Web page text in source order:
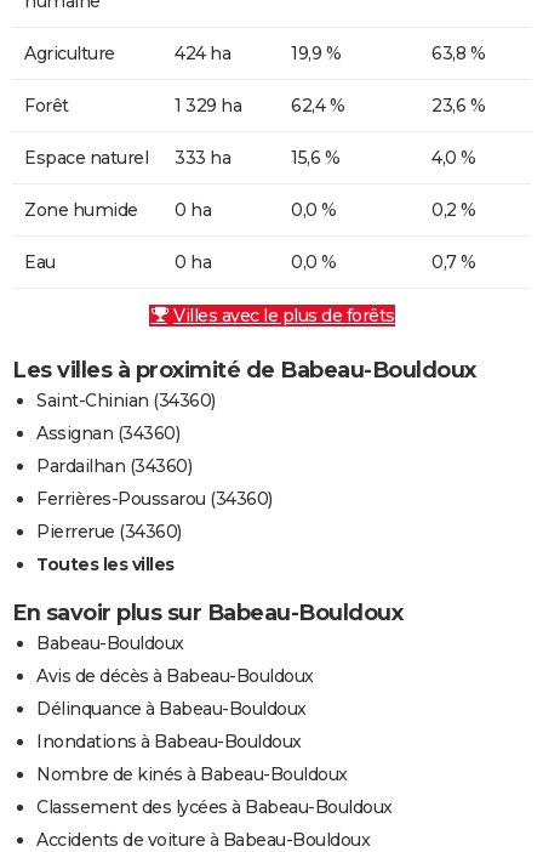
Agriculture 424 ha 19,9 % 63,8 %
Forêt 1 329 ha 62,4 % 23,6 %
Espace naturel 333 ha 15,6 % 4,0 %
Zone humide 0 ha 0,0 % 0,2 %
Eau 0 ha 0,0 % 0,7 %
Villes avec le plus de forêts
Les villes à proximité de Babeau-Bouldoux
Saint-Chinian (34360)
Assignan (34360)
Pardailhan (34360)
Ferrières-Poussarou (34360)
Pierrerue (34360)
Toutes les villes
En savoir plus sur Babeau-Bouldoux
Babeau-Bouldoux
Avis de décès à Babeau-Bouldoux
Délinquance à Babeau-Bouldoux
Inondations à Babeau-Bouldoux
Nombre de kinés à Babeau-Bouldoux
Classement des lycées à Babeau-Bouldoux
Accidents de voiture à Babeau-Bouldoux